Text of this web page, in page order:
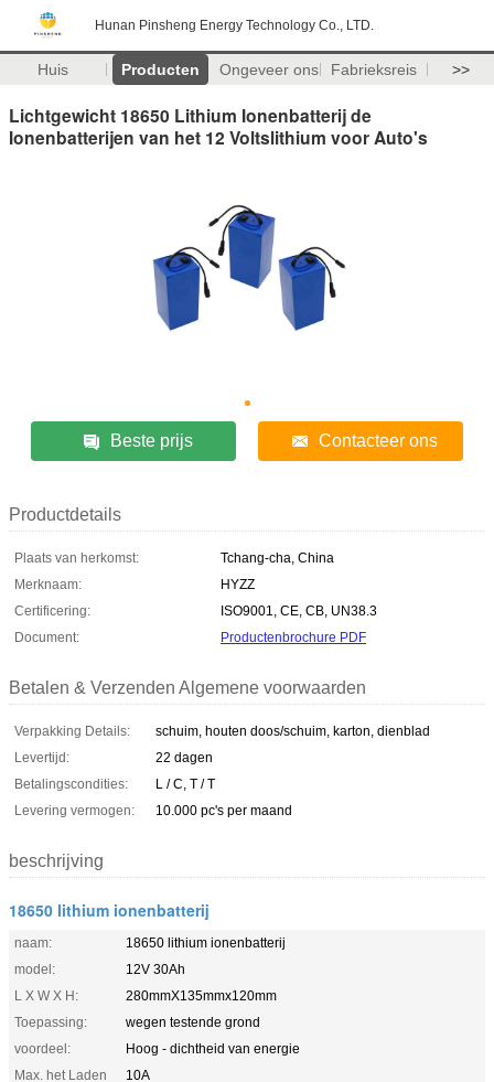
Hunan Pinsheng Energy Technology Co., LTD.
Huis Producten Ongeveer ons Fabrieksreis >>
Lichtgewicht 18650 Lithium Ionenbatterij de
Ionenbatterijen van het 12 Voltslithium voor Auto's
Beste prijs Contacteer ons
Productdetails
Plaats van herkomst:
Tchang-cha, China
Merknaam:
HYZZ
Certificering:
ISO9001, CE, CB, UN38.3
Document:
Productenbrochure PDF
Betalen & Verzenden Algemene voorwaarden
Verpakking Details:
schuim, houten doos/schuim, karton, dienblad
Levertijd:
22 dagen
Betalingscondities:
L / C, T / T
Levering vermogen:
10.000 pc's per maand
beschrijving
18650 lithium ionenbatterij
naam:
18650 lithium ionenbatterij
model:
12V 30Ah
L X W X H:
280mmX135mmx120mm
Toepassing:
wegen testende grond
voordeel:
Hoog - dichtheid van energie
Max. het Laden
10A